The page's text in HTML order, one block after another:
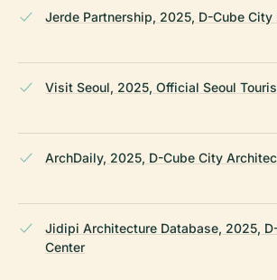
Jerde Partnership, 2025, D-Cube
Visit Seoul, 2025, Official Seoul
ArchDaily, 2025, D-Cube City
Jidipi Architecture Database, 2025,
Center